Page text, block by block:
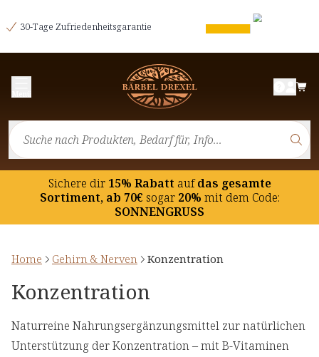
30-Tage Zufriedenheitsgarantie
Sichere dir15% Rabatt aufdas gesamte
Sortiment, ab 70€ sogar20% mit dem Code:
SONNENGRUSS
Home Gehirn & Nerven Konzentration
Konzentration
Naturreine Nahrungsergänzungsmittel zur natürlichen
Unterstützung der Konzentration – mit B-Vitaminen